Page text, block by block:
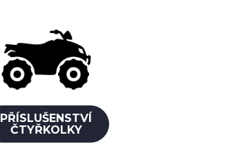
PŘÍSLUŠENSTVÍ
ČTYŘKOLKY